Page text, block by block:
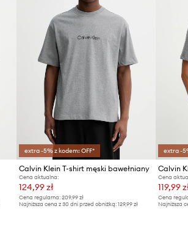
extra -5% z kodem: OFF*
Calvin Klein T-shirt męski bawełniany
Cena aktualna:
124,99 zł
Cena regularna: 209,99 zł
Najniższa cena z 30 dni przed obniżką: 129,99 zł
extra -
Calvin
Cena
119,99
Cena
Najniższa